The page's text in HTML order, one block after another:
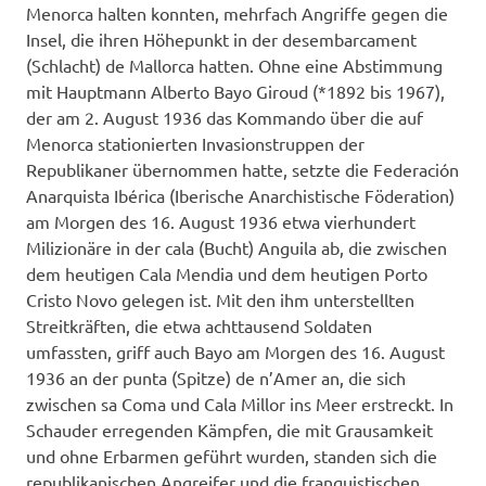
Menorca halten konnten, mehrfach Angriffe gegen die
Insel, die ihren Höhepunkt in der desembarcament
(Schlacht) de Mallorca hatten. Ohne eine Abstimmung
mit Hauptmann Alberto Bayo Giroud (*1892 bis 1967),
der am 2. August 1936 das Kommando über die auf
Menorca stationierten Invasionstruppen der
Republikaner übernommen hatte, setzte die Federación
Anarquista Ibérica (Iberische Anarchistische Föderation)
am Morgen des 16. August 1936 etwa vierhundert
Milizionäre in der cala (Bucht) Anguila ab, die zwischen
dem heutigen Cala Mendia und dem heutigen Porto
Cristo Novo gelegen ist. Mit den ihm unterstellten
Streitkräften, die etwa achttausend Soldaten
umfassten, griff auch Bayo am Morgen des 16. August
1936 an der punta (Spitze) de n’Amer an, die sich
zwischen sa Coma und Cala Millor ins Meer erstreckt. In
Schauder erregenden Kämpfen, die mit Grausamkeit
und ohne Erbarmen geführt wurden, standen sich die